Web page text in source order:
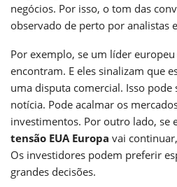
negócios. Por isso, o tom das
observado de perto por analistas
Por exemplo, se um líder
encontram. E eles sinalizam que
uma disputa comercial. Isso
notícia. Pode acalmar os
investimentos. Por outro lado, se
tensão EUA Europa vai
Os investidores podem preferir
grandes decisões.